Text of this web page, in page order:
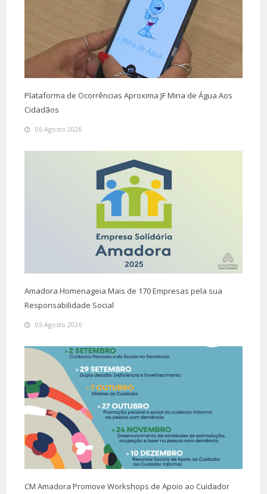
Plataforma de Ocorrências Aproxima JF Mina de Água Aos
Cidadãos
06 Agosto 2026
Amadora Homenageia Mais de 170 Empresas pela sua
Responsabilidade Social
05 Agosto 2026
CM Amadora Promove Workshops de Apoio ao Cuidador